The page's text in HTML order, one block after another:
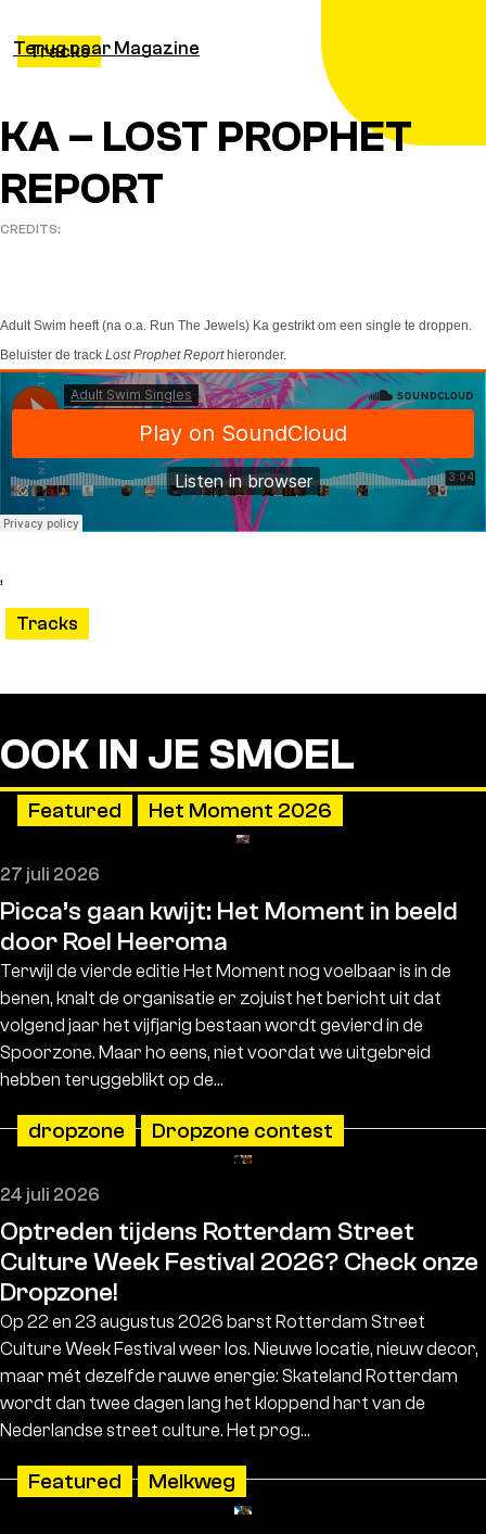
Tracks
Terug naar Magazine
KA – LOST PROPHET
REPORT
CREDITS:
Adult Swim heeft (na o.a. Run The Jewels) Ka gestrikt om een single te droppen.
Beluister de track Lost Prophet Reporthieronder.
,
Tracks
OOK IN JE SMOEL
27 juli 2026
Featured Het Moment 2026
Picca’s gaan kwijt: Het Moment in beeld
door Roel Heeroma
Terwijl de vierde editie Het Moment nog voelbaar is in de
benen, knalt de organisatie er zojuist het bericht uit dat
volgend jaar het vijfjarig bestaan wordt gevierd in de
Spoorzone. Maar ho eens, niet voordat we uitgebreid
hebben teruggeblikt op de…
24 juli 2026
dropzone Dropzone contest
Optreden tijdens Rotterdam Street
Culture Week Festival 2026? Check onze
Dropzone!
Op 22 en 23 augustus 2026 barst Rotterdam Street
Culture Week Festival weer los. Nieuwe locatie, nieuw decor,
maar mét dezelfde rauwe energie: Skateland Rotterdam
wordt dan twee dagen lang het kloppend hart van de
Nederlandse street culture. Het prog…
Featured Melkweg